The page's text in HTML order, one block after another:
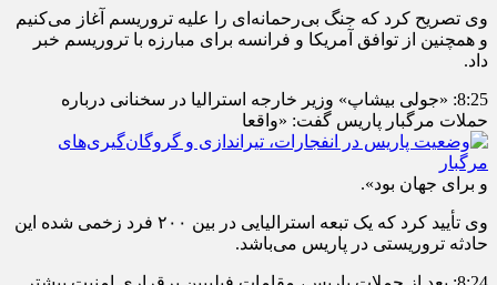
وی تصریح کرد که جنگ بی‌رحمانه‌ای را علیه تروریسم آغاز می‌کنیم
و همچنین از توافق آمریکا و فرانسه برای مبارزه با تروریسم خبر
داد.
8:25: «جولی بیشاپ» وزیر خارجه استرالیا در سخنانی درباره
حملات مرگبار پاریس گفت: «واقعا
و برای جهان بود».
وی تأیید کرد که یک تبعه استرالیایی در بین ۲۰۰ فرد زخمی شده این
حادثه تروریستی در پاریس می‌باشد.